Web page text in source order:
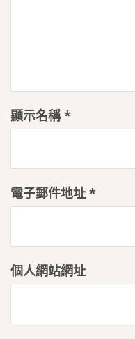
顯示名稱*
電子郵件地址 *
個人網站網址